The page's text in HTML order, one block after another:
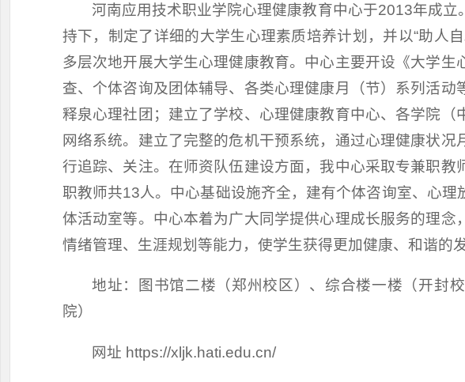
河南应用技术职业学院心理健康教育中心于2013年成
持下，制定了详细的大学生心理素质培养计划，并以“助人
多层次地开展大学生心理健康教育。中心主要开设《大学生
查、个体咨询及团体辅导、各类心理健康月（节）系列活动
释泉心理社团；建立了学校、心理健康教育中心、各学院（
网络系统。建立了完整的危机干预系统，通过心理健康状况
行追踪、关注。在师资队伍建设方面，我中心采取专兼职教
职教师共13人。中心基础设施齐全，建有个体咨询室、心理
体活动室等。中心本着为广大同学提供心理成长服务的理念
情绪管理、生涯规划等能力，使学生获得更加健康、和谐的发
地址：图书馆二楼（郑州校区）、综合楼一楼（开封
院）
网址 https://xljk.hati.edu.cn/